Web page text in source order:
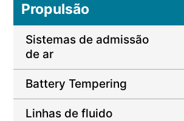
Propulsão
Sistemas de admissão
de ar
Battery Tempering
Linhas de fluido